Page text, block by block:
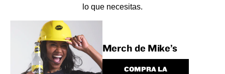
lo que necesitas.
Merch de Mike’s
COMPRA LA